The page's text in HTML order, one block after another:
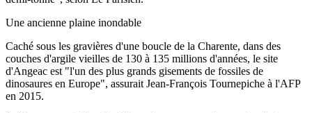
Une ancienne plaine inondable
Caché sous les gravières d'une boucle de la Charente, dans des
couches d'argile vieilles de 130 à 135 millions d'années, le site
d'Angeac est "l'un des plus grands gisements de fossiles de
dinosaures en Europe", assurait Jean-François Tournepiche à l'AFP
en 2015.